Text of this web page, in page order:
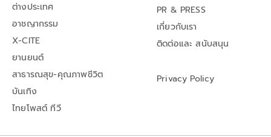
ต่างประเทศ
อาชญากรรม
X-CITE
ยานยนต์
สาธารณสุข-คุณภาพชีวิต
บันเทิง
ไทยโพสต์ ทีวี
PR & PRESS
เกี่ยวกับเรา
ติดต่อและ สนับสนุน
Privacy Policy